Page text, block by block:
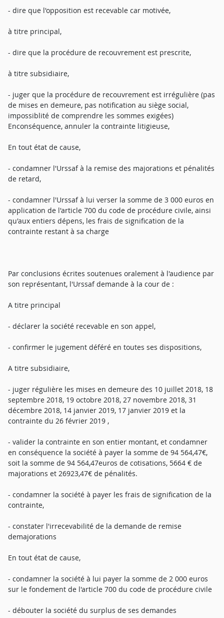
- dire que l'opposition est recevable car motivée,
à titre principal,
- dire que la procédure de recouvrement est prescrite,
à titre subsidiaire,
- juger que la procédure de recouvrement est irrégulière (pas
de mises en demeure, pas notification au siège social,
impossiblité de comprendre les sommes exigées)
Enconséquence, annuler la contrainte litigieuse,
En tout état de cause,
- condamner l'Urssaf à la remise des majorations et pénalités
de retard,
- condamner l'Urssaf à lui verser la somme de 3 000 euros en
application de l'article 700 du code de procédure civile, ainsi
qu'aux entiers dépens, les frais de signification de la
contrainte restant à sa charge
Par conclusions écrites soutenues oralement à l'audience par
son représentant, l'Urssaf demande à la cour de :
A titre principal
- déclarer la société recevable en son appel,
- confirmer le jugement déféré en toutes ses dispositions,
A titre subsidiaire,
- juger régulière les mises en demeure des 10 juillet 2018, 18
septembre 2018, 19 octobre 2018, 27 novembre 2018, 31
décembre 2018, 14 janvier 2019, 17 janvier 2019 et la
contrainte du 26 février 2019 ,
- valider la contrainte en son entier montant, et condamner
en conséquence la société à payer la somme de 94 564,47€,
soit la somme de 94 564,47euros de cotisations, 5664 € de
majorations et 26923,47€ de pénalités.
- condamner la société à payer les frais de signification de la
contrainte,
- constater l'irrecevabilité de la demande de remise
demajorations
En tout état de cause,
- condamner la société à lui payer la somme de 2 000 euros
sur le fondement de l'article 700 du code de procédure civile
- débouter la société du surplus de ses demandes